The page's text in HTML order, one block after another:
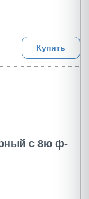
Купить
с 8ю ф-